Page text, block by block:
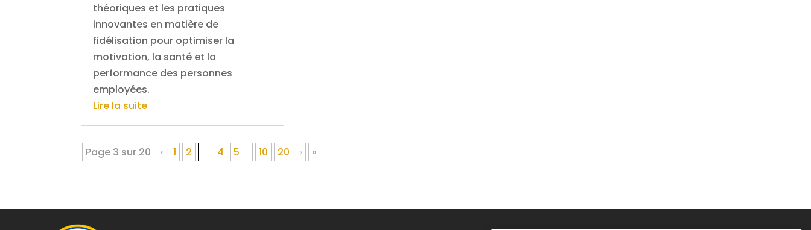
théoriques et les pratiques
innovantes en matière de
fidélisation pour optimiser la
motivation, la santé et la
performance des personnes
employées.
Lire la suite
Page 3 sur 20 ‹ 1 2 4 5 10 20 › »